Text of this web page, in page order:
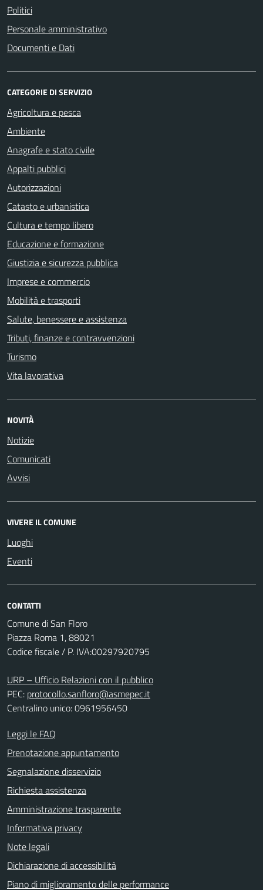
Politici
Personale amministrativo
Documenti e Dati
CATEGORIE DI SERVIZIO
Agricoltura e pesca
Ambiente
Anagrafe e stato civile
Appalti pubblici
Autorizzazioni
Catasto e urbanistica
Cultura e tempo libero
Educazione e formazione
Giustizia e sicurezza pubblica
Imprese e commercio
Mobilità e trasporti
Salute, benessere e assistenza
Tributi, finanze e contravvenzioni
Turismo
Vita lavorativa
NOVITÀ
Notizie
Comunicati
Avvisi
VIVERE IL COMUNE
Luoghi
Eventi
CONTATTI
Comune di San Floro
Piazza Roma 1, 88021
Codice fiscale / P. IVA:00297920795
URP – Ufficio Relazioni con il pubblico
PEC: protocollo.sanfloro@asmepec.it
Centralino unico: 0961956450
Leggi le FAQ
Prenotazione appuntamento
Segnalazione disservizio
Richiesta assistenza
Amministrazione trasparente
Informativa privacy
Note legali
Dichiarazione di accessibilità
Piano di miglioramento delle performance